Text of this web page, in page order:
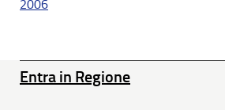
2006
Entra in Regione